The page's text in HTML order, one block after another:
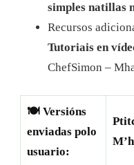
simples natillas
Recursos
Tutoriais en
ChefSimon –
🍽️ Versións
enviadas polo
usuario: